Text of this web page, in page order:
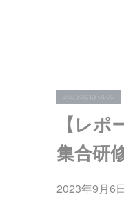
2023.09.19 01:00
【レ
集合研
2023年9月6